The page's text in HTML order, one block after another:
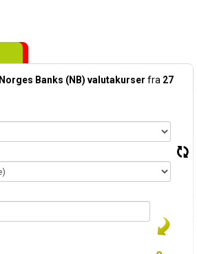
Norges Banks (NB) valutakurser fra 27